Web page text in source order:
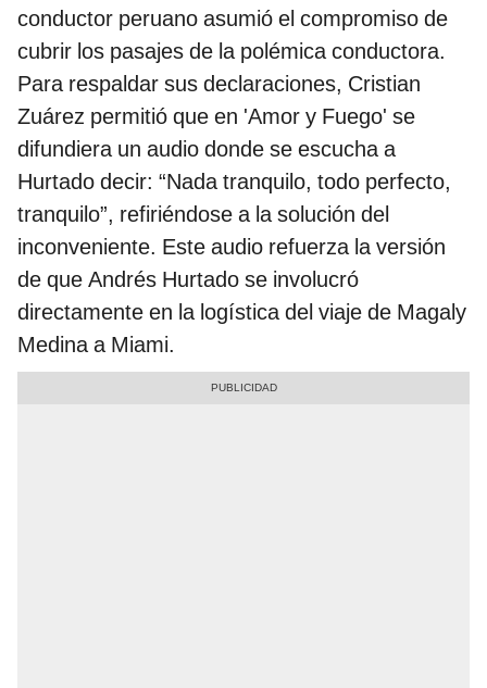
conductor peruano asumió el compromiso de
cubrir los pasajes de la polémica conductora.
Para respaldar sus declaraciones, Cristian
Zuárez permitió que en 'Amor y Fuego' se
difundiera un audio donde se escucha a
Hurtado decir: “Nada tranquilo, todo perfecto,
tranquilo”, refiriéndose a la solución del
inconveniente. Este audio refuerza la versión
de que Andrés Hurtado se involucró
directamente en la logística del viaje de Magaly
Medina a Miami.